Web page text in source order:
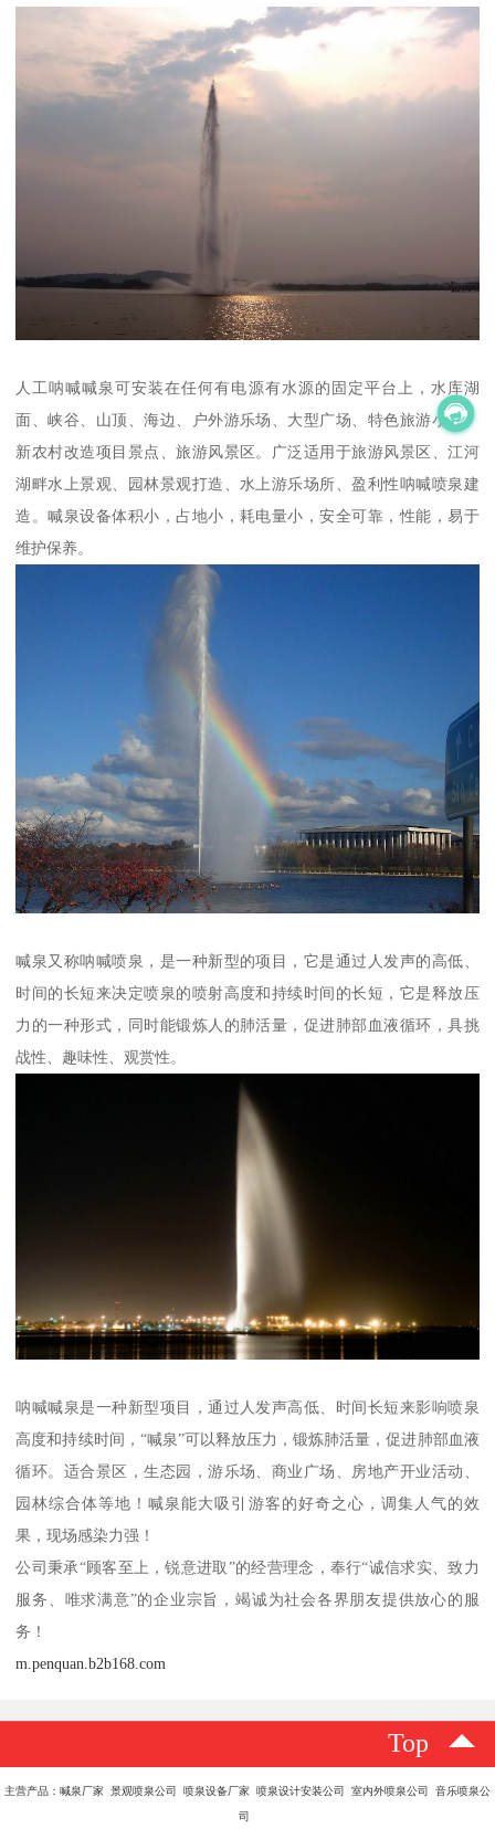
人工呐喊喊泉可安装在任何有电源有水源的固定平台上，水库湖
面、峡谷、山顶、海边、户外游乐场、大型广场、特色旅游小镇、
新农村改造项目景点、旅游风景区。广泛适用于旅游风景区、江河
湖畔水上景观、园林景观打造、水上游乐场所、盈利性呐喊喷泉建
造。喊泉设备体积小，占地小，耗电量小，安全可靠，性能，易于
维护保养。
喊泉又称呐喊喷泉，是一种新型的项目，它是通过人发声的高低、
时间的长短来决定喷泉的喷射高度和持续时间的长短，它是释放压
力的一种形式，同时能锻炼人的肺活量，促进肺部血液循环，具挑
战性、趣味性、观赏性。
呐喊喊泉是一种新型项目，通过人发声高低、时间长短来影响喷泉
高度和持续时间，“喊泉”可以释放压力，锻炼肺活量，促进肺部血液
循环。适合景区，生态园，游乐场、商业广场、房地产开业活动、
园林综合体等地！喊泉能大吸引游客的好奇之心，调集人气的效
果，现场感染力强！
公司秉承“顾客至上，锐意进取”的经营理念，奉行“诚信求实、致力
服务、唯求满意”的企业宗旨，竭诚为社会各界朋友提供放心的服
务！
m.penquan.b2b168.com
Top
主营产品：喊泉厂家 景观喷泉公司 喷泉设备厂家 喷泉设计安装公司 室内外喷泉公司 音乐喷泉公
司